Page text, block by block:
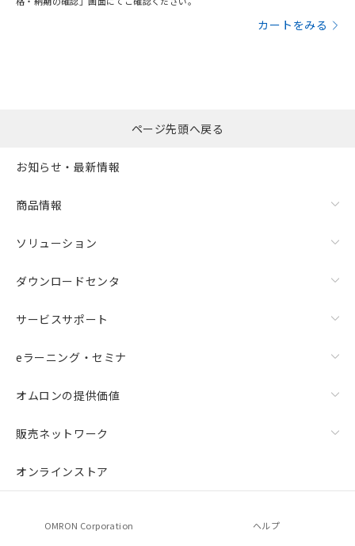
カートをみる
ページ先頭へ戻る
お知らせ・最新情報
商品情報
ソリューション
ダウンロードセンタ
サービスサポート
eラーニング・セミナ
オムロンの提供価値
販売ネットワーク
オンラインストア
OMRON Corporation ヘルプ